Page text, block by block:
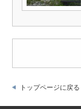
トップページに戻る